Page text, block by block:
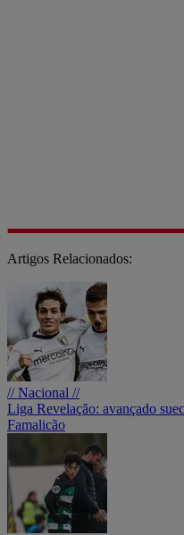
Artigos Relacionados:
// Nacional //
Liga Revelação: avançado
Famalicão